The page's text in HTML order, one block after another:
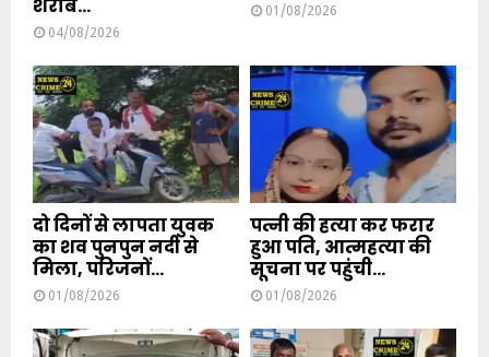
शराब...
04/08/2026
01/08/2026
दो दिनों से लापता युवक
का शव पुनपुन नदी से
मिला, परिजनों...
01/08/2026
पत्नी की हत्या कर फरार
हुआ पति, आत्महत्या की
सूचना पर पहुंची...
01/08/2026